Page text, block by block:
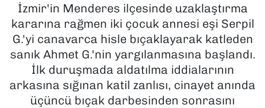
İzmir'in Menderes ilçesinde uzaklaştırma
kararına rağmen iki çocuk annesi eşi Serpil
G.'yi canavarca hisle bıçaklayarak katleden
sanık Ahmet G.'nin yargılanmasına başlandı.
İlk duruşmada aldatılma iddialarının
arkasına sığınan katil zanlısı, cinayet anında
üçüncü bıçak darbesinden sonrasını
MAGAZİN
POLİTİKA
SAĞLIK
SPOR
Haber Arşivi